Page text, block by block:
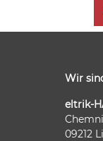
Wir
eltrik-
09212